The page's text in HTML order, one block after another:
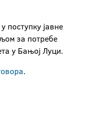
поступку јавне
за потребе
у Бањој Луци.
.